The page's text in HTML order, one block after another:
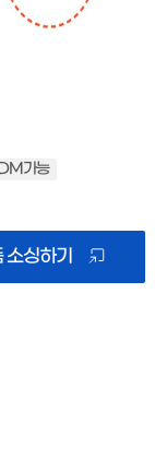
가능
소싱하기